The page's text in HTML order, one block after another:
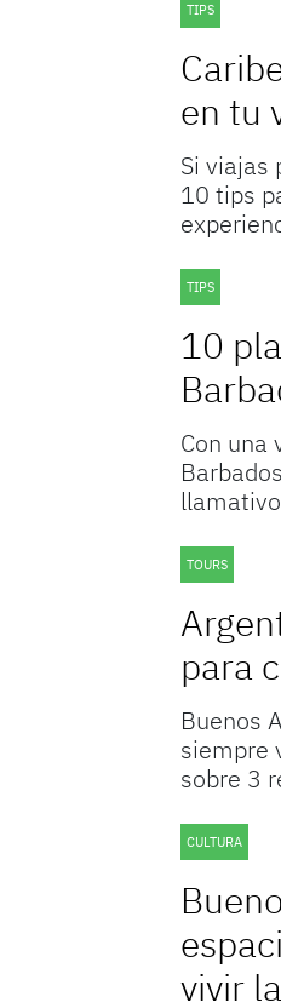
TIPS
en tu
Si viajas
10 tips
TIPS
10
Con una
TOURS
para
Buenos
siempre
sobre 3
CULTURA
vivir